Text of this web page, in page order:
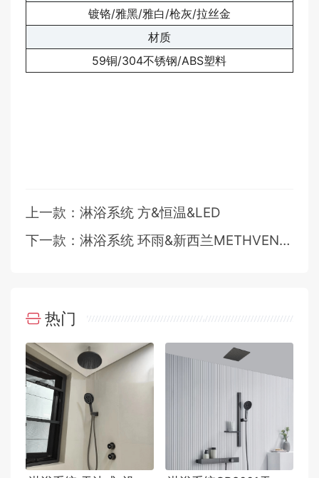
镀铬/雅黑/雅白/枪灰/拉丝金
材质
59铜/304不锈钢/ABS塑料
上一款：淋浴系统 方&恒温&LED
下一款：淋浴系统 环雨&新西兰METHVEN风格
热门